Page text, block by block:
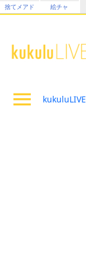
捨てメアド 絵チャ
kukuluLIVE